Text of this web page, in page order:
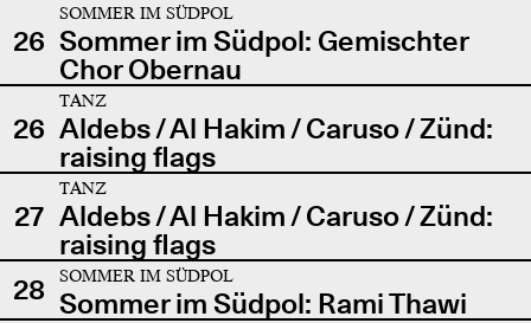
26
SOMMER IM SÜDPOL
Sommer im Südpol: Gemischter
Chor Obernau
26
TANZ
Aldebs / Al Hakim / Caruso / Zünd:
raising flags
27
TANZ
Aldebs / Al Hakim / Caruso / Zünd:
raising flags
28
SOMMER IM SÜDPOL
Sommer im Südpol: Rami Thawi